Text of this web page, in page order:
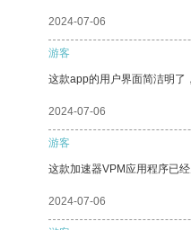
2024-07-06
游客
这款app的用户界面简洁明了
2024-07-06
游客
这款加速器VPM应用程序已
2024-07-06